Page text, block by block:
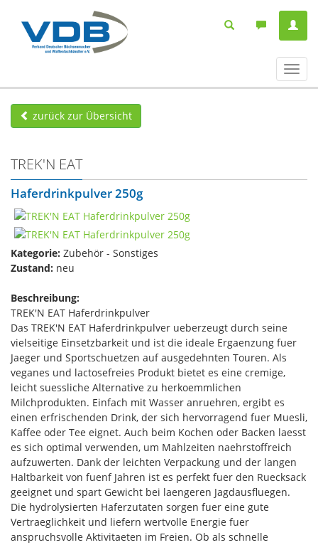
ein-/
zurück zur Übersicht
TREK'N EAT
Haferdrinkpulver 250g
Kategorie: Zubehör - Sonstiges
Zustand: neu
Beschreibung:
TREK'N EAT Haferdrinkpulver
Das TREK'N EAT Haferdrinkpulver ueberzeugt durch seine
vielseitige Einsetzbarkeit und ist die ideale Ergaenzung fuer
Jaeger und Sportschuetzen auf ausgedehnten Touren. Als
veganes und lactosefreies Produkt bietet es eine cremige,
leicht suessliche Alternative zu herkoemmlichen
Milchprodukten. Einfach mit Wasser anruehren, ergibt es
einen erfrischenden Drink, der sich hervorragend fuer Muesli,
Kaffee oder Tee eignet. Auch beim Kochen oder Backen laesst
es sich optimal verwenden, um Mahlzeiten naehrstoffreich
aufzuwerten. Dank der leichten Verpackung und der langen
Haltbarkeit von fuenf Jahren ist es perfekt fuer den Ruecksack
geeignet und spart Gewicht bei laengeren Jagdausfluegen.
Die hydrolysierten Haferzutaten sorgen fuer eine gute
Vertraeglichkeit und liefern wertvolle Energie fuer
anspruchsvolle Aktivitaeten im Freien. Ob als schnelle